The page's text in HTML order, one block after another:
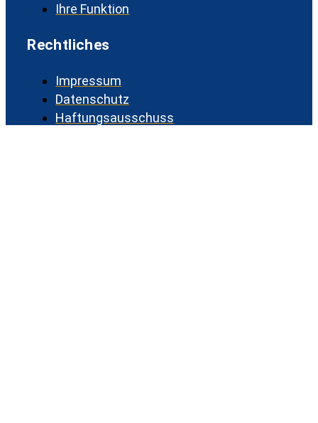
Ihre Funktion
Rechtliches
Impressum
Datenschutz
Haftungsausschuss